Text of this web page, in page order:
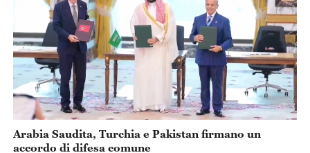
Arabia Saudita, Turchia e Pakistan firmano un
accordo di difesa comune